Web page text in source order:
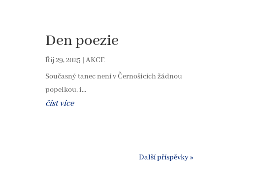
Den poezie
Říj 29, 2025 | AKCE
Současný tanec není v Černošicích žádnou
popelkou, i...
číst více
Další příspěvky »